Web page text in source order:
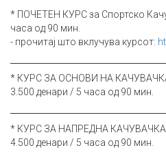
* ПОЧЕТЕН КУРС за Спортско
часа од 90 мин.
- прочитај што вклучува курсот:
* КУРС ЗА ОСНОВИ НА
3.500 денари / 5 часа од 90 мин.
* КУРС ЗА НАПРЕДНА КАЧУВАЧКА
4.500 денари / 5 часа од 90 мин.